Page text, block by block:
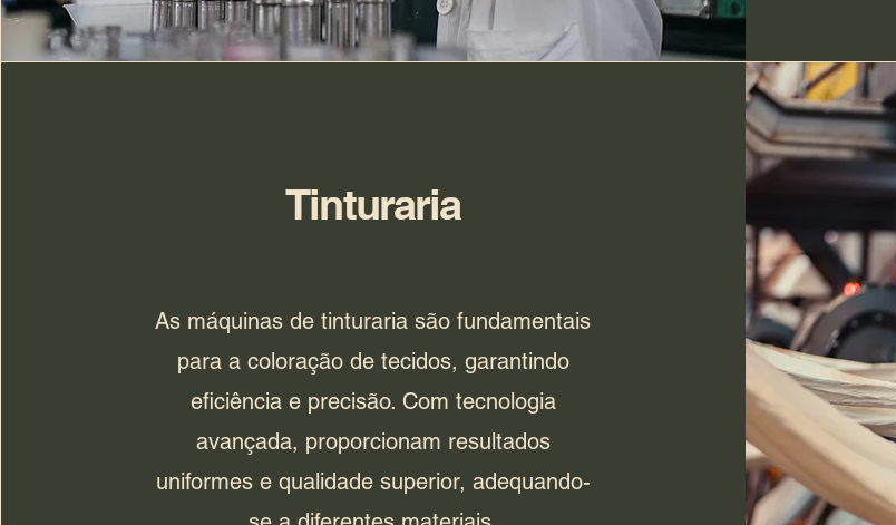
Tinturaria
As máquinas de tinturaria são fundamentais
para a coloração de tecidos, garantindo
eficiência e precisão. Com tecnologia
avançada, proporcionam resultados
uniformes e qualidade superior, adequando-